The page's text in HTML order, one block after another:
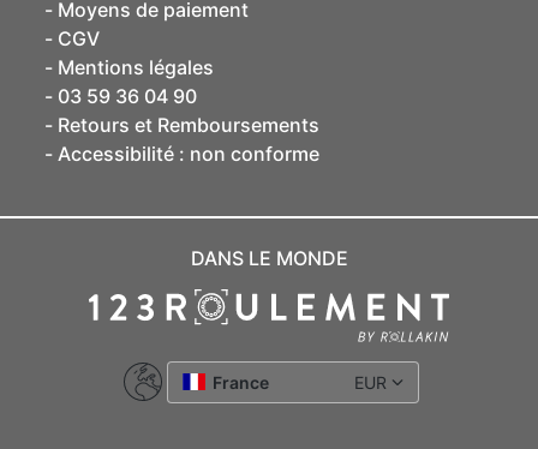
Moyens de paiement
CGV
Mentions légales
03 59 36 04 90
Retours et Remboursements
Accessibilité : non conforme
DANS LE MONDE
France EUR